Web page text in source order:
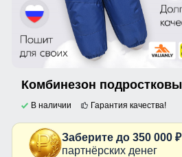
В наличии Гарантия качества!
Заберите до 350 000 ₽
партнёрских денег